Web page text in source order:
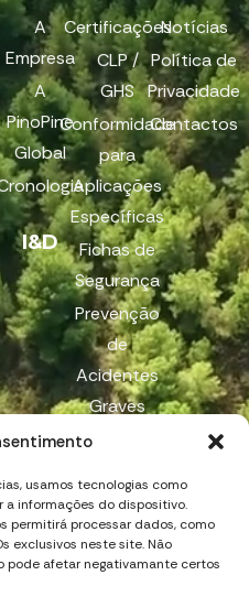
usamos tecnologias como
a informações do dispositivo.
permitirá processar dados, como
exclusivos neste site. Não
pode afetar negativamante certos
A
Empresa
A
PinoPine
Global
I&D
Certificações
CLP /
GHS
Conformidade
para
Aplicações
Específicas
Fichas de
Segurança
Prevenção
de
Acidentes
Graves
Denúncia
Notícias
Política de
Privacidade
Contactos